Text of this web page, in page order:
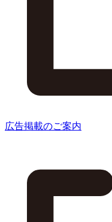
広告掲載のご案内